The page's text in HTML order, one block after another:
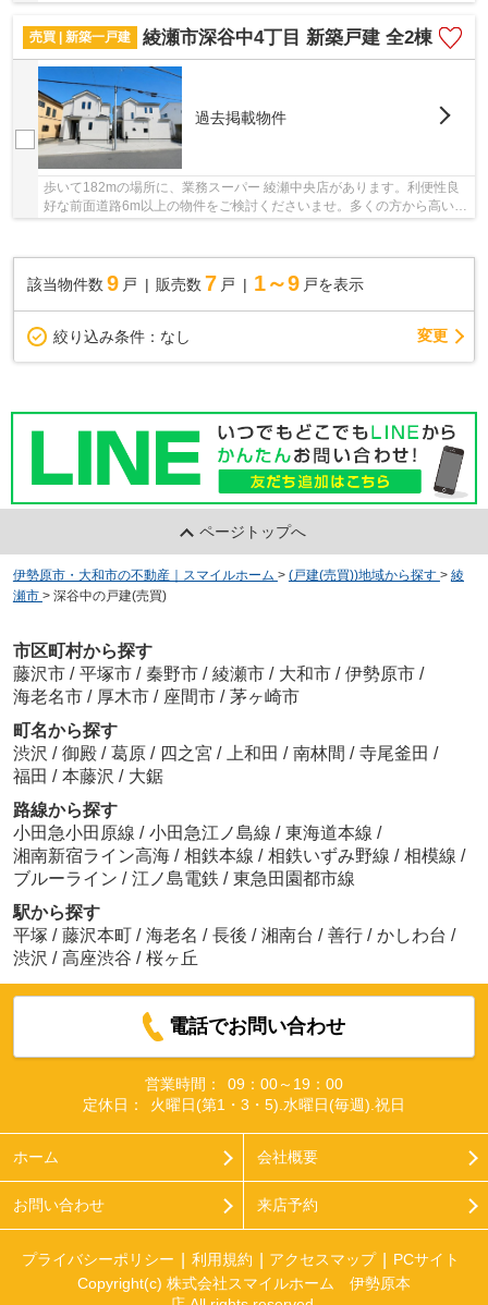
売買 | 新築一戸建
綾瀬市深谷中4丁目 新築戸建 全2棟
過去掲載物件
歩いて182mの場所に、業務スーパー 綾瀬中央店があります。利便性良
好な前面道路6m以上の物件をご検討くださいませ。多くの方から高いニ
該当物件数 9 戸 販売数 7 戸 1～9 戸を表示
絞り込み条件： なし 変更
ページトップへ
伊勢原市・大和市の不動産｜スマイルホーム > (戸建(売買))地域から探す > 綾
瀬市 > 深谷中の戸建(売買)
市区町村から探す
藤沢市 / 平塚市 / 秦野市 / 綾瀬市 / 大和市 / 伊勢原市 /
海老名市 / 厚木市 / 座間市 / 茅ヶ崎市
町名から探す
渋沢 / 御殿 / 葛原 / 四之宮 / 上和田 / 南林間 / 寺尾釜田 /
福田 / 本藤沢 / 大鋸
路線から探す
小田急小田原線 / 小田急江ノ島線 / 東海道本線 /
湘南新宿ライン高海 / 相鉄本線 / 相鉄いずみ野線 / 相模線 /
ブルーライン / 江ノ島電鉄 / 東急田園都市線
駅から探す
平塚 / 藤沢本町 / 海老名 / 長後 / 湘南台 / 善行 / かしわ台 /
渋沢 / 高座渋谷 / 桜ヶ丘
電話でお問い合わせ
営業時間：
09：00～19：00
定休日：
火曜日(第1・3・5).水曜日(毎週).祝日
ホーム 会社概要
お問い合わせ 来店予約
プライバシーポリシー 利用規約 アクセスマップ
PCサイト
Copyright(c) 株式会社スマイルホーム 伊勢原本